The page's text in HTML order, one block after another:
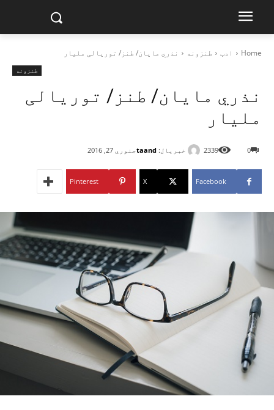
Home ادب طنزونه نذري مایان/ طنز/ توریالی ملیار
طنزونه
نذري مایان/ طنز/ توریالی
ملیار
خبریال: taandجنوري 27, 2016 0
2339
Facebook
X
Pinterest